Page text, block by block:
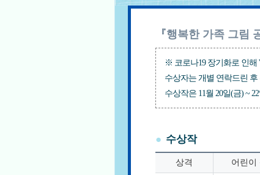
『행복한 가족 그림
※ 코로나19 장기화로 인해
수상자는 개별 연락드린
수상작은 11월 20일(금) ~
수상작
상격 어린이